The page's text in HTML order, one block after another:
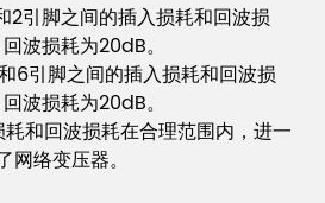
2引脚之间的插入损耗和回波损
波损耗为20dB。
6引脚之间的插入损耗和回波损
波损耗为20dB。
和回波损耗在合理范围内，进一
络变压器。